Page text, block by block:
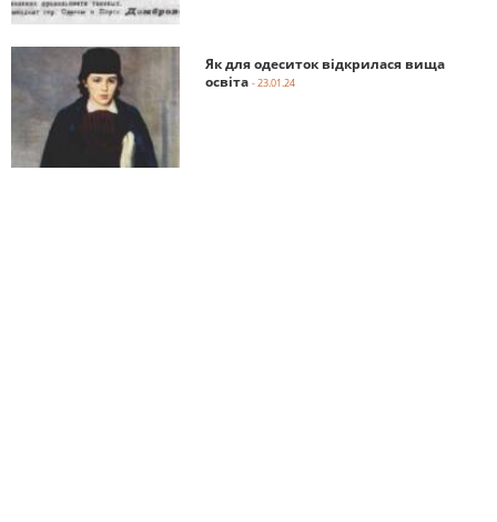
Як для одеситок відкрилася вища
освіта - 23.01.24